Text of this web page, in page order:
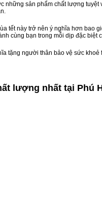
những sản phẩm chất lượng
tết này trở nên ý nghĩa hơn bao
cùng bạn trong mỗi dịp đặc biệt
tặng người thân bảo vệ sức khoẻ
lượng nhất tại Phú